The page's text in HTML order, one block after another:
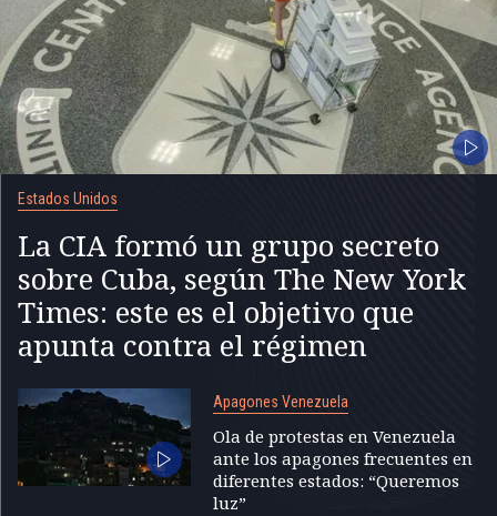
Estados Unidos
La CIA formó un grupo secreto
sobre Cuba, según The New York
Times: este es el objetivo que
apunta contra el régimen
Apagones Venezuela
Ola de protestas en Venezuela
ante los apagones frecuentes en
diferentes estados: “Queremos
luz”